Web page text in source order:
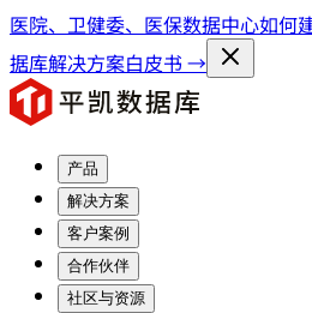
医院、卫健委、医保数据中心如何
据库解决方案白皮书 →
产品
解决方案
客户案例
合作伙伴
社区与资源